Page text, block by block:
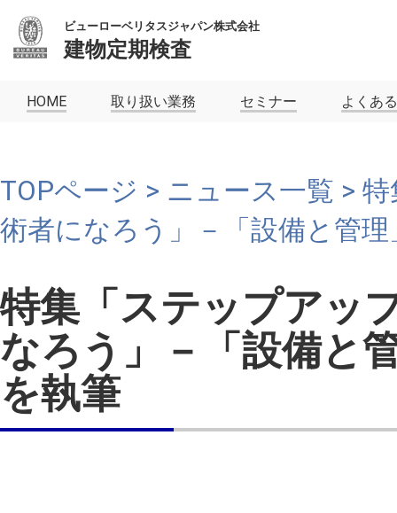
ビューローベリタスジャパン株式会社
建物定期検査
HOME 取り扱い業務 セミナー よくあ
TOPページ > ニュース一覧 >
術者になろう」－「設備と管
特集「ステップアッ
なろう」－「設備と
を執筆